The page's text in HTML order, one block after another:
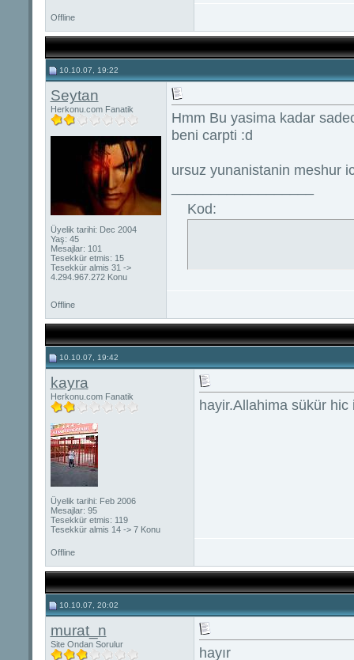
Offline
10.10.07, 19:22
Seytan
Herkonu.com Fanatik
Üyelik tarihi: Dec 2004
Yaş: 45
Mesajlar: 101
Tesekkür etmis: 15
Tesekkür almis 31 ->
4.294.967.272 Konu
Hmm Bu yasima kadar
beni carpti :d
ursuz yunanistanin meshur
Kod:
Offline
10.10.07, 19:42
kayra
Herkonu.com Fanatik
Üyelik tarihi: Feb 2006
Mesajlar: 95
Tesekkür etmis: 119
Tesekkür almis 14 -> 7 Konu
hayir.Allahima sükür
Offline
10.10.07, 20:02
murat_n
Site Ondan Sorulur
hayır